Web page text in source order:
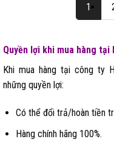
1
Quyền lợi khi mua hàng
Khi mua hàng tại công ty
những quyền lợi:
Có thể đổi trả/hoàn tiền
Hàng chính hãng 100%.